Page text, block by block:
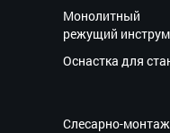
Монолитный
режущий
Оснастка для
Слесарно-